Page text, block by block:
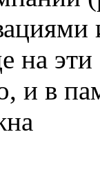
на
и в